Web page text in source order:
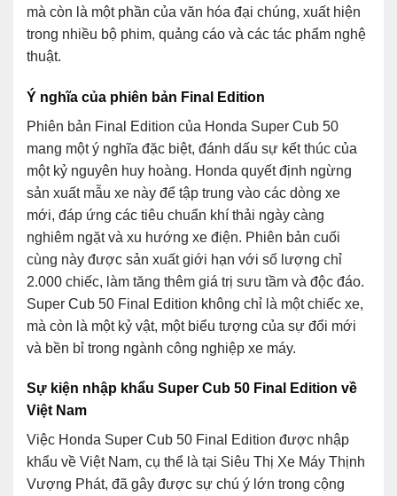
mà còn là một phần của văn hóa đại chúng, xuất hiện
trong nhiều bộ phim, quảng cáo và các tác phẩm nghệ
thuật.
Ý nghĩa của phiên bản Final Edition
Phiên bản Final Edition của Honda Super Cub 50
mang một ý nghĩa đặc biệt, đánh dấu sự kết thúc của
một kỷ nguyên huy hoàng. Honda quyết định ngừng
sản xuất mẫu xe này để tập trung vào các dòng xe
mới, đáp ứng các tiêu chuẩn khí thải ngày càng
nghiêm ngặt và xu hướng xe điện. Phiên bản cuối
cùng này được sản xuất giới hạn với số lượng chỉ
2.000 chiếc, làm tăng thêm giá trị sưu tầm và độc đáo.
Super Cub 50 Final Edition không chỉ là một chiếc xe,
mà còn là một kỷ vật, một biểu tượng của sự đổi mới
và bền bỉ trong ngành công nghiệp xe máy.
Sự kiện nhập khẩu Super Cub 50 Final Edition về
Việt Nam
Việc Honda Super Cub 50 Final Edition được nhập
khẩu về Việt Nam, cụ thể là tại Siêu Thị Xe Máy Thịnh
Vượng Phát, đã gây được sự chú ý lớn trong cộng